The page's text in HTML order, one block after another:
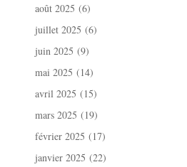
août 2025 (6)
juillet 2025 (6)
juin 2025 (9)
mai 2025 (14)
avril 2025 (15)
mars 2025 (19)
février 2025 (17)
janvier 2025 (22)